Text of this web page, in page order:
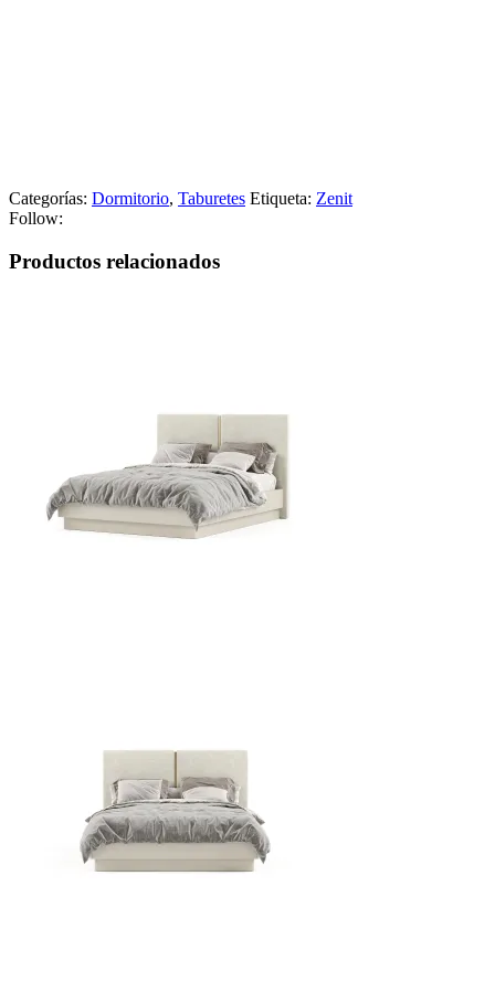
Categorías: Dormitorio, Taburetes Etiqueta: Zenit
Follow:
Productos relacionados